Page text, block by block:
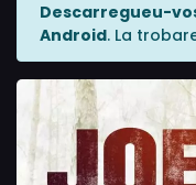
Descarregueu-
Android. La